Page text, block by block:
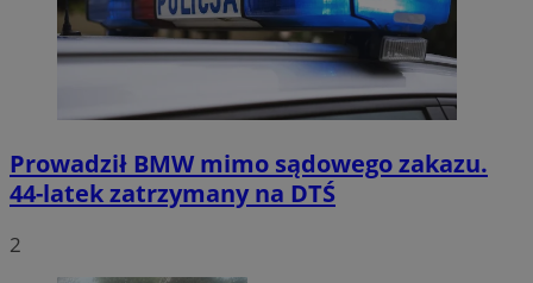
Prowadził BMW mimo sądowego zakazu.
44-latek zatrzymany na DTŚ
2